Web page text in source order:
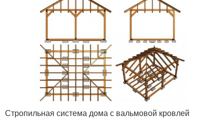
Стропильная система дома с вальмовой кровлей